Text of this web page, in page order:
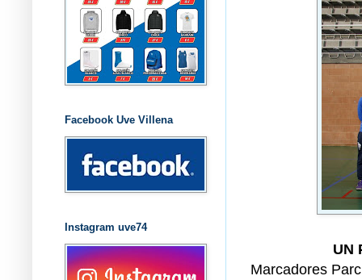
UN
Marcadores
Facebook Uve Villena
Instagram uve74